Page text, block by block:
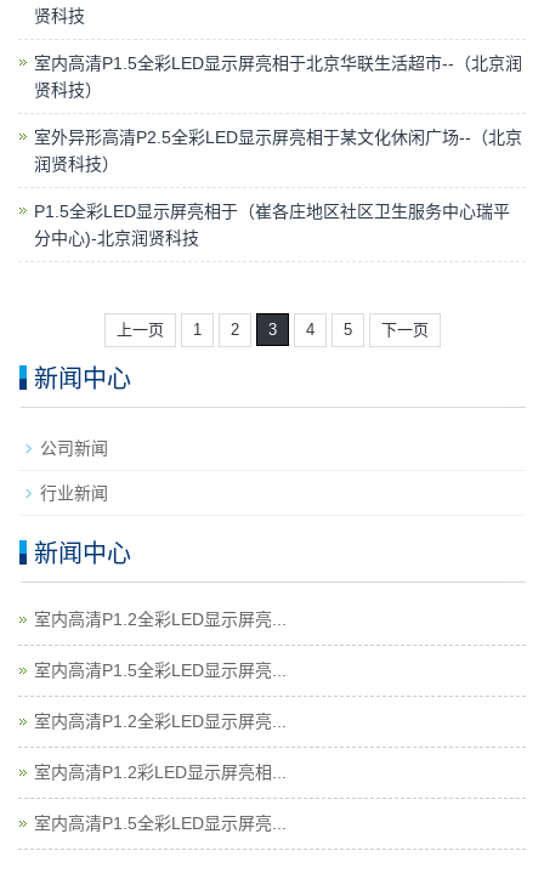
贤科技
室内高清P1.5全彩LED显示屏亮相于北京华联生活超市--（北京润
贤科技）
室外异形高清P2.5全彩LED显示屏亮相于某文化休闲广场--（北京
润贤科技）
P1.5全彩LED显示屏亮相于（崔各庄地区社区卫生服务中心瑞平
分中心)-北京润贤科技
上一页 1 2 3 4 5 下一页
新闻中心
公司新闻
行业新闻
新闻中心
室内高清P1.2全彩LED显示屏亮...
室内高清P1.5全彩LED显示屏亮...
室内高清P1.2全彩LED显示屏亮...
室内高清P1.2彩LED显示屏亮相...
室内高清P1.5全彩LED显示屏亮...